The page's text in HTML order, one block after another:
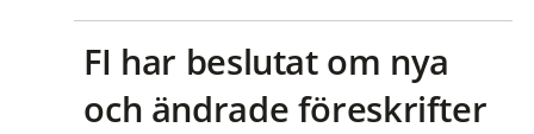
FI har beslutat om nya
och ändrade föreskrifter